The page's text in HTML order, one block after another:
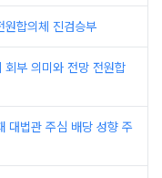
원합의체 진검승부
회부 의미와 전망 전원합
대법관 주심 배당 성향 주